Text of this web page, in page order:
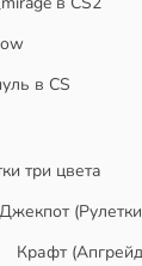
в CS
три цвета
Джекпот
Крафт